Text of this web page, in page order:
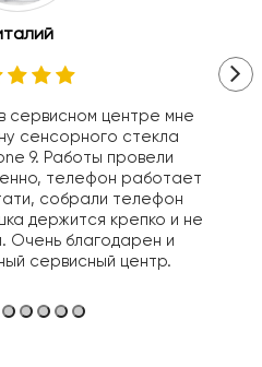
сервисном центре мне
сенсорного стекла
9. Работы провели
телефон работает
собрали телефон
держится крепко и не
Очень благодарен и
сервисный центр.